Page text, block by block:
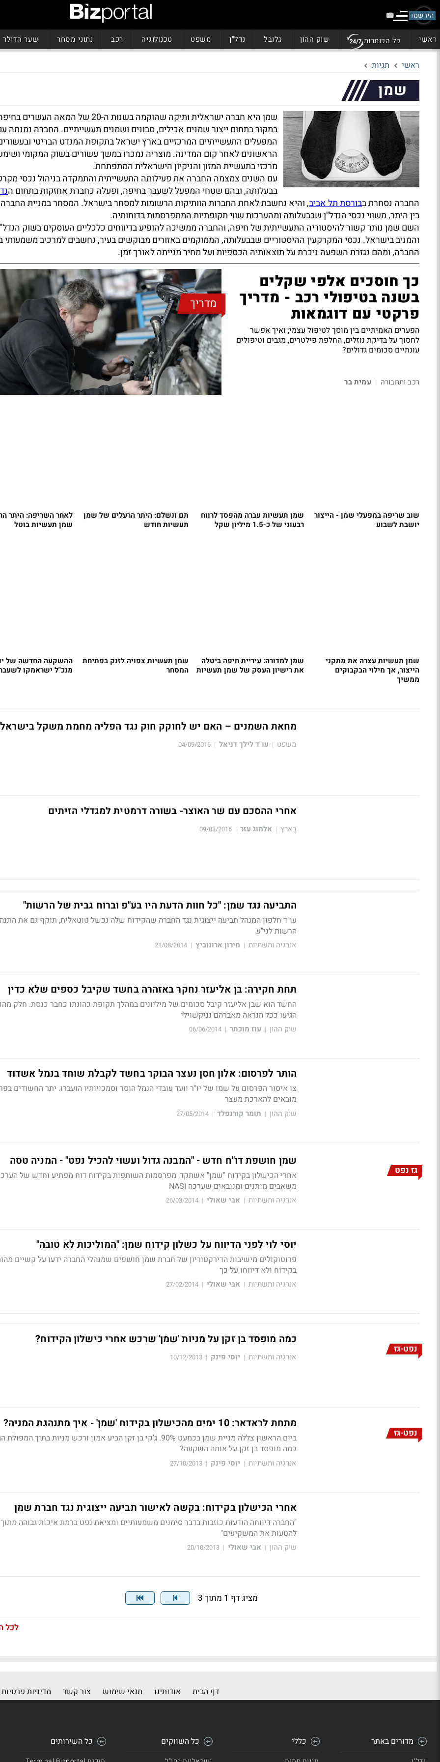
הירשמו
ראשי כל הכותרות שוק ההון גלובל נדל"ן משפט טכנולוגיה רכב נתוני מסחר שער הדולר
ראשי תגיות
שמן
שמן היא חברה ישראלית ותיקה שהוקמה בשנות ה-20 של המאה
במקור בתחום ייצור שמנים אכילים, סבונים ושמנים תעשייתיים. החברה נמנתה
המפעלים התעשייתיים המרכזיים בארץ ישראל בתקופת המנדט הבריטי
הראשונים לאחר קום המדינה. מוצריה נמכרו במשך עשורים בשוק המקומי
מרכזי בתעשיית המזון והניקיון הישראלית המתפתחת.
עם השנים צמצמה החברה את פעילותה התעשייתית והתמקדה בניהול נכסי
בבעלותה, ובהם שטחי המפעל לשעבר בחיפה, ופעלה כחברת אחזקות בתחום ה
החברה נסחרת בבורסת תל אביב, והיא נחשבת לאחת החברות הוותיקות הרשומות למסחר בישראל. המסחר במניית
בין היתר, משווי נכסי הנדל"ן שבבעלותה ומהערכות שווי תקופתיות המתפרסמות בדוחותיה.
השם שמן נותר קשור להיסטוריה התעשייתית של חיפה, והחברה ממשיכה להופיע בדיווחים כלכליים העוסקים בשוק
והמניב בישראל. נכסי המקרקעין ההיסטוריים שבבעלותה, הממוקמים באזורים מבוקשים בעיר, נחשבים למרכיב משמעותי
החברה, ומהם נגזרת השפעה ניכרת על תוצאותיה הכספיות ועל מחיר מנייתה לאורך זמן.
כך חוסכים אלפי שקלים
בשנה בטיפולי רכב - מדריך
פרקטי עם דוגמאות
הפערים האמיתיים בין מוסך לטיפול עצמי; ואיך אפשר
לחסוך על בדיקת נוזלים, החלפת פילטרים, מגבים וטיפולים
עונתיים סכומים גדולים?
רכב ותחבורה | עמית בר
מדריך
שוב שריפה במפעלי שמן - הייצור
יושבת לשבוע
שמן תעשיות עברה מהפסד לרווח
רבעוני של כ-1.5 מיליון שקל
תם ונשלם: היתר הרעלים של שמן
תעשיות חודש
לאחר השריפה: היתר
שמן תעשיות בוטל
שמן תעשיות עצרה את מתקני
הייצור, אך מילוי הבקבוקים
ממשיך
שמן למדורה: עיריית חיפה ביטלה
את רישיון העסק של שמן תעשיות
שמן תעשיות צפויה לזנק בפתיחת
המסחר
ההשקעה החדשה של
מנכ"ל ישראמקו
מחאת השמנים – האם יש לחוקק חוק נגד הפליה מחמת משקל
משפט | עו"ד לילך דניאל |
04/09/2016
אחרי ההסכם עם שר האוצר- בשורה דרמטית למגדלי הזיתים
בארץ | אלמוג עזר |
09/03/2016
התביעה נגד שמן: "כל חוות הדעת היו בע"פ וברוח גבית של הרשות"
עו"ד חלפון המנהל תביעה ייצוגית נגד החברה שהקידוח שלה נכשל טוטאלית, תוקף גם את
הרשות לני"ע
אנרגיה ותשתיות | מירון ארונוביץ |
21/08/2014
תחת חקירה: בן אליעזר נחקר באזהרה בחשד שקיבל כספים שלא כדין
החשד הוא שבן אליעזר קיבל סכומים של מיליונים במהלך תקופת כהונתו כחבר כנסת. חלק
הגיעו ככל הנראה מאברהם נניקשוילי
שוק ההון | עוז מוכתר |
06/06/2014
הותר לפרסום: אלון חסן נעצר הבוקר בחשד לקבלת שוחד בנמל אשדוד
צו איסור הפרסום על שמו של יו"ר וועד עובדי הנמל הוסר וסמכויותיו הועברו. יתר החשודים
מובאים להארכת מעצר
שוק ההון | תומר קורנפלד |
27/05/2014
גז נפט
שמן חושפת דו"ח חדש - "המבנה גדול ועשוי להכיל נפט" - המניה טסה
אחרי הכישלון בקידוח "שמן" אשתקד, מפרסמות השותפות בקידוח דוח מפתיע וחדש של
משאבים מותנים ומנובאים שערכה NASI
אנרגיה ותשתיות | אבי שאולי |
26/03/2014
יוסי לוי לפני הדיווח על כשלון קידוח שמן: "המוליכות לא טובה"
פרוטוקולים מישיבות הדירקטוריון של חברת שמן חושפים שמנהלי החברה ידעו על קשיים
בקידוח ולא דיווחו על כך
אנרגיה ותשתיות | אבי שאולי |
27/02/2014
נפט-גז
כמה מופסד בן זקן על מניות 'שמן' שרכש אחרי כישלון הקידוח?
אנרגיה ותשתיות | יוסי פינק |
10/12/2013
נפט-גז
מתחת לראדאר: 10 ימים מהכישלון בקידוח 'שמן' - איך מתנהגת המניה?
ביום הראשון צללה מניית שמן בכמעט 90%. ג'קי בן זקן הביע אמון ורכש מניות בתוך המפולת הגדולה.
כמה מופסד בן זקן על אותה השקעה?
אנרגיה ותשתיות | יוסי פינק |
27/10/2013
אחרי הכישלון בקידוח: בקשה לאישור תביעה ייצוגית נגד חברת שמן
"החברה דיווחה הודעות כוזבות בדבר סימנים משמעותיים ומציאת נפט ברמת איכות גבוהה מתוך
להטעות את המשקיעים"
שוק ההון | אבי שאולי |
20/10/2013
מציג דף 1 מתוך 3
לכל
דף הבית אודותינו תנאי שימוש צור קשר מדיניות פרטיות
מדורים באתר כללי כל השווקים כל השירותים